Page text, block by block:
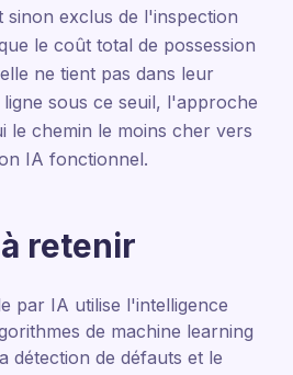
sinon exclus de l'inspection
le coût total de possession
ne tient pas dans leur
sous ce seuil, l'approche
le chemin le moins cher vers
IA fonctionnel.
retenir
par IA utilise l'intelligence
de machine learning
détection de défauts et le